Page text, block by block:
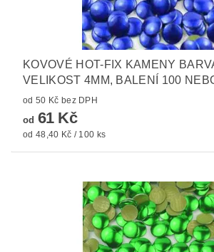
KOVOVÉ HOT-FIX KAMENY
VELIKOST 4MM, BALENÍ 100
od 50 Kč bez DPH
od 61 Kč
od 48,40 Kč / 100 ks